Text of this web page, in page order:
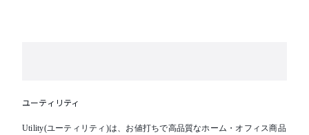
ユーティリティ
Utility(ユーティリティ)は、お値打ちで高品質なホーム・オフィス商品